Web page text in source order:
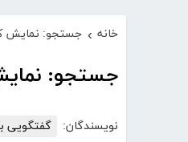
خانه › جستجو: نمایش
جستجو:
نویسندگان: گفتگویی